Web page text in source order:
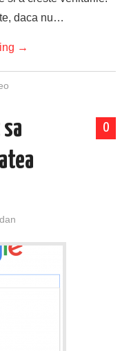
daca nu…
→
0